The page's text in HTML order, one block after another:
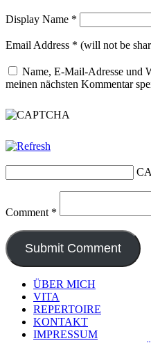
Display Name *
Email Address * (will not be
Name, E-Mail-Adresse und
meinen nächsten Kommentar
Comment *
ÜBER MICH
VITA
REPERTOIRE
KONTAKT
IMPRESSUM